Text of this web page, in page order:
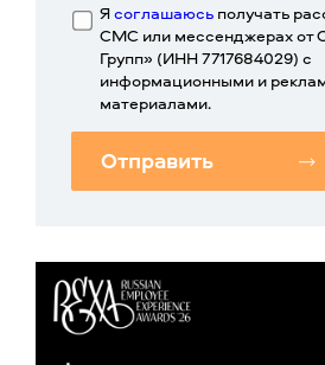
Ясоглашаюсь получать
СМС или мессенджерах от
Групп» (ИНН 7717684029) с
информационными и
материалами.
Отправить